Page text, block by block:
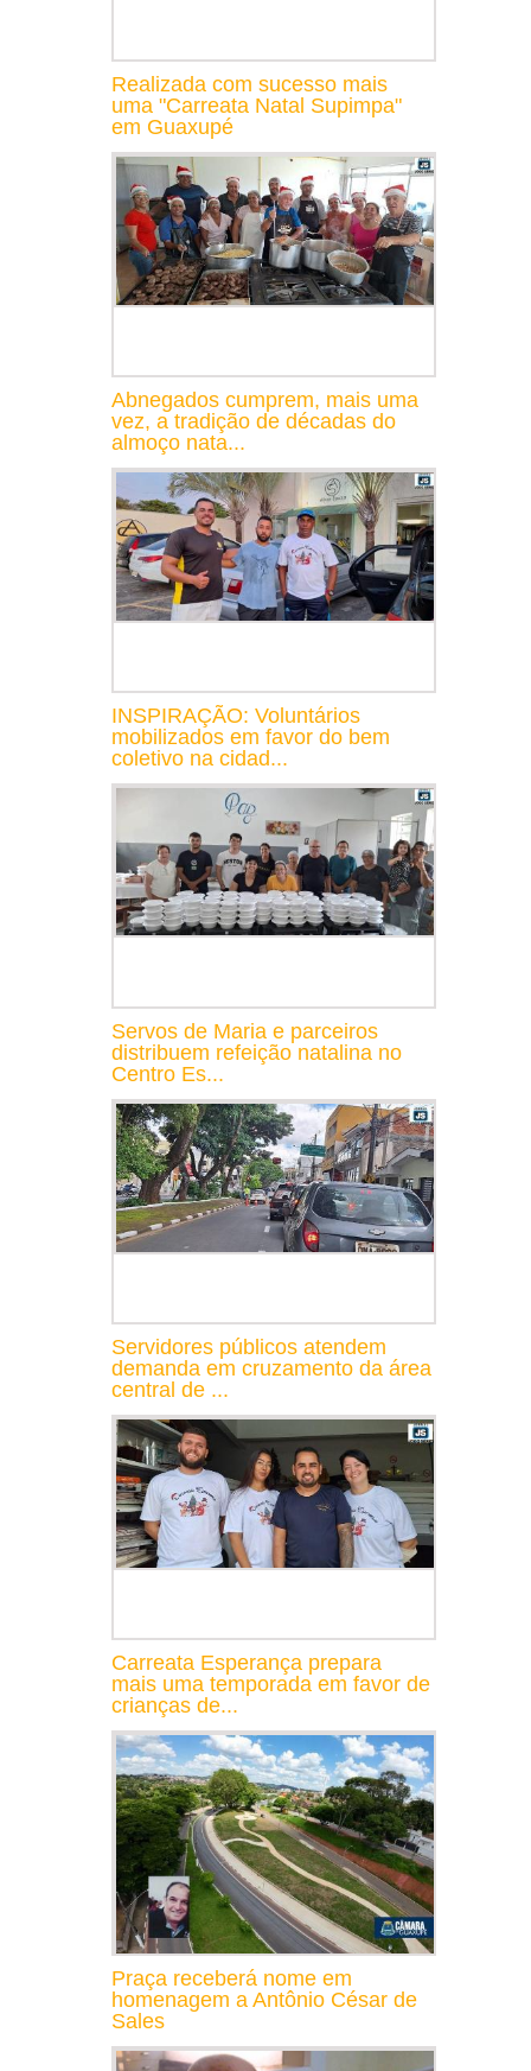
Realizada com sucesso mais
uma "Carreata Natal Supimpa"
em Guaxupé
Abnegados cumprem, mais uma
vez, a tradição de décadas do
almoço nata...
INSPIRAÇÃO: Voluntários
mobilizados em favor do bem
coletivo na cidad...
Servos de Maria e parceiros
distribuem refeição natalina no
Centro Es...
Servidores públicos atendem
demanda em cruzamento da área
central de ...
Carreata Esperança prepara
mais uma temporada em favor de
crianças de...
Praça receberá nome em
homenagem a Antônio César de
Sales